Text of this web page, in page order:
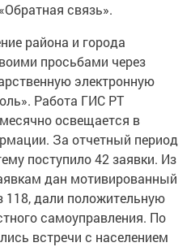
связь».
района и города
просьбами через
электронную
Работа ГИС РТ
освещается в
За отчетный период
поступило 42 заявки. Из
дан мотивированный
118, дали положительную
самоуправления. По
встречи с населением